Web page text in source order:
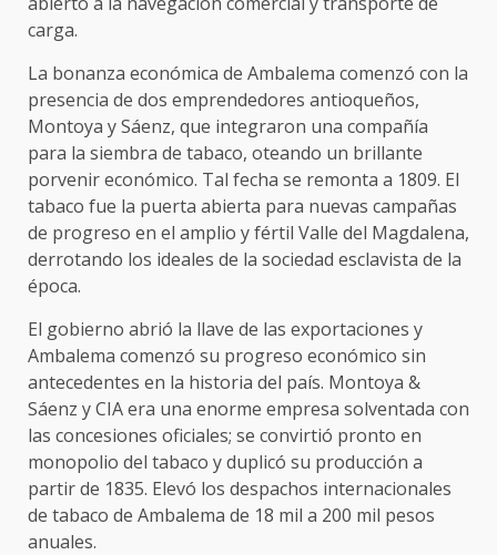
carga.
La bonanza económica de Ambalema comenzó con la
presencia de dos emprendedores antioqueños,
Montoya y Sáenz, que integraron una compañía
para la siembra de tabaco, oteando un brillante
porvenir económico. Tal fecha se remonta a 1809. El
tabaco fue la puerta abierta para nuevas campañas
de progreso en el amplio y fértil Valle del Magdalena,
derrotando los ideales de la sociedad esclavista de la
época.
El gobierno abrió la llave de las exportaciones y
Ambalema comenzó su progreso económico sin
antecedentes en la historia del país. Montoya &
Sáenz y CIA era una enorme empresa solventada con
las concesiones oficiales; se convirtió pronto en
monopolio del tabaco y duplicó su producción a
partir de 1835. Elevó los despachos internacionales
de tabaco de Ambalema de 18 mil a 200 mil pesos
anuales.